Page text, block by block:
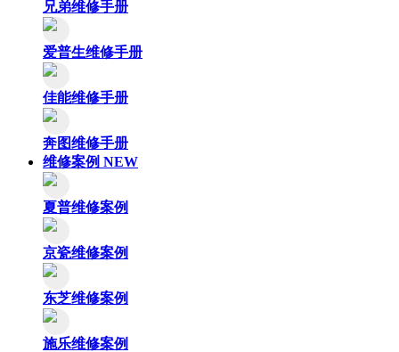
兄弟维修手册
爱普生维修手册
佳能维修手册
奔图维修手册
维修案例 NEW
夏普维修案例
京瓷维修案例
东芝维修案例
施乐维修案例